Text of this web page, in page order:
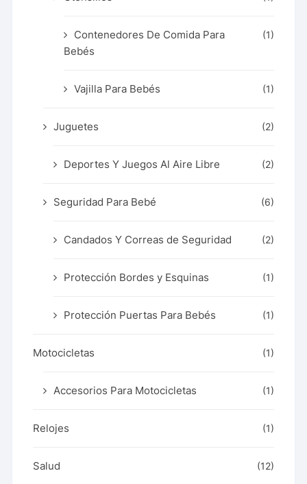
Contenedores De Comida Para
Bebés
(1)
Vajilla Para Bebés (1)
Juguetes (2)
Deportes Y Juegos Al Aire Libre (2)
Seguridad Para Bebé (6)
Candados Y Correas de Seguridad (2)
Protección Bordes y Esquinas (1)
Protección Puertas Para Bebés (1)
Motocicletas (1)
Accesorios Para Motocicletas (1)
Relojes (1)
Salud (12)